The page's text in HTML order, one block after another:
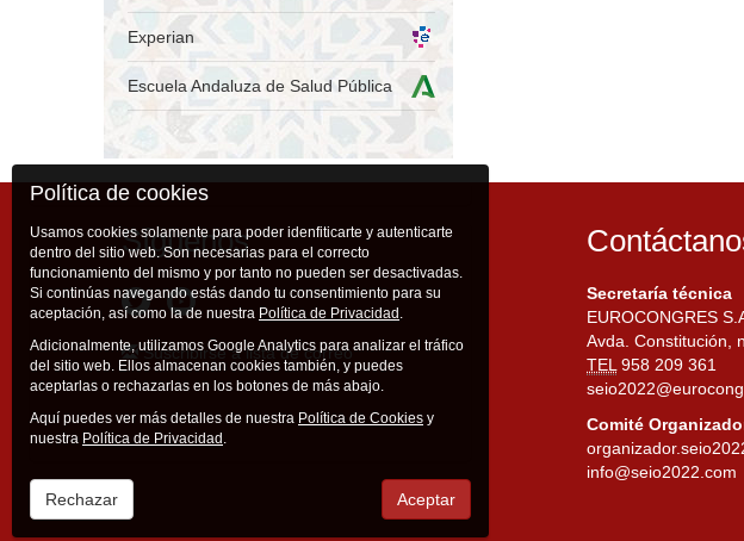
Experian
Escuela Andaluza de Salud Pública
Síguenos
Suscribirse a lista de correo
Secretaría técnica
EUROCONGRES
Avda. Constitución,
TEL958 209 361
Comité
info@seio2022.com
Política de cookies
Usamos cookies solamente para poder idenfiticarte y autenticarte
dentro del sitio web. Son necesarias para el correcto
funcionamiento del mismo y por tanto no pueden ser desactivadas.
Si continúas navegando estás dando tu consentimiento para su
aceptación, así como la de nuestra Política de Privacidad .
Adicionalmente, utilizamos Google Analytics para analizar el tráfico
del sitio web. Ellos almacenan cookies también, y puedes
aceptarlas o rechazarlas en los botones de más abajo.
Aquí puedes ver más detalles de nuestra Política de Cookies y
nuestra Política de Privacidad .
Rechazar Aceptar